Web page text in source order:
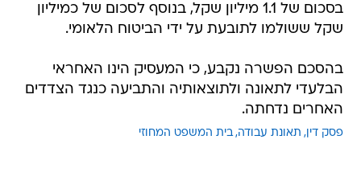
בסכום של 1.1 מיליון שקל, בנוסף לסכום של כמיליון
שקל ששולמו לתובעת על ידי הביטוח הלאומי.
בהסכם הפשרה נקבע, כי המעסיק הינו האחראי
הבלעדי לתאונה ולתוצאותיה והתביעה כנגד הצדדים
האחרים נדחתה.
פסק דין תאונת עבודה בית המשפט המחוזי